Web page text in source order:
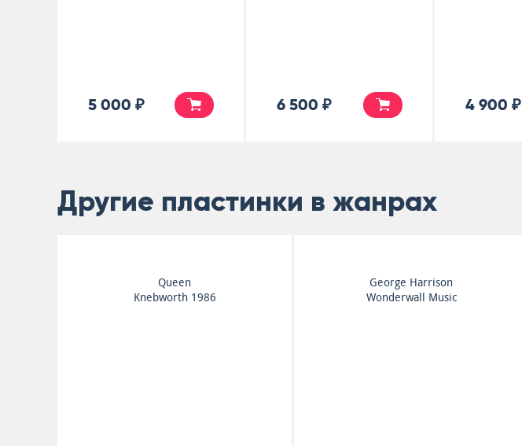
5 000 ₽ 6 500 ₽ 4 900 ₽
Другие пластинки в жанрах
Eric Clapton
A Songbook With Friends
Manfred Mann
Watch